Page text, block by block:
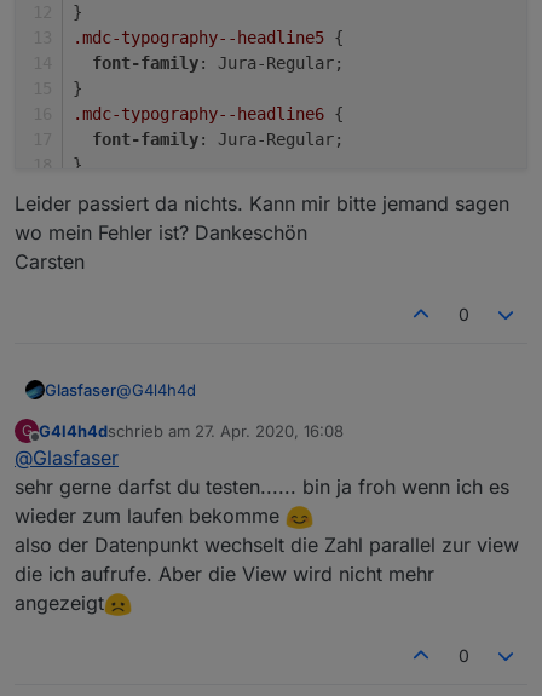
}
.mdc-typography--headline5 {
font-family: Jura-Regular;
}
.mdc-typography--headline6 {
font-family: Jura-Regular;
}
Leider passiert da nichts. Kann mir bitte jemand sagen
wo mein Fehler ist? Dankeschön
Carsten
0
Glasfaser@G4l4h4d
Sorry , wenn ich auch getestet habe ... aber dein Vis
mit dem View Wechsel funktioniert .
Da stimmt etwas mit dem Datenpunkt nicht den du
erstellt hast .
Hast du keinen alten Datenpunkt mit dem du es
testen kannst .....
bzw. schau mal im Datenpunkt von dem was du
erstellt hast , ob sich überhaupt der Zahlenwert
verändert !?
G
Offline
G4l4h4dschrieb am 27. Apr. 2020, 16:08
zuletzt editiert von
@Glasfaser
sehr gerne darfst du testen...... bin ja froh wenn ich es
wieder zum laufen bekomme
also der Datenpunkt wechselt die Zahl parallel zur view
die ich aufrufe. Aber die View wird nicht mehr
angezeigt
0